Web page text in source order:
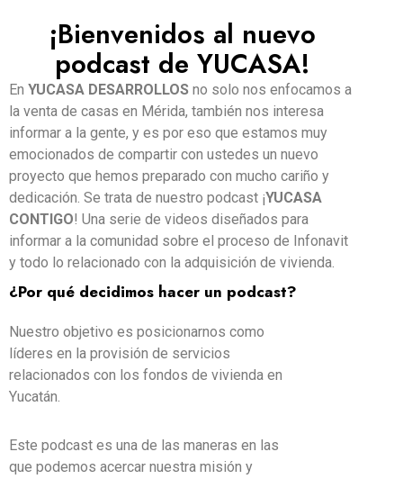
¡Bienvenidos al nuevo
podcast de YUCASA!
En YUCASA DESARROLLOS no solo nos enfocamos a
la venta de casas en Mérida, también nos interesa
informar a la gente, y es por eso que estamos muy
emocionados de compartir con ustedes un nuevo
proyecto que hemos preparado con mucho cariño y
dedicación. Se trata de nuestro podcast ¡YUCASA
CONTIGO! Una serie de videos diseñados para
informar a la comunidad sobre el proceso de Infonavit
y todo lo relacionado con la adquisición de vivienda.
¿Por qué decidimos hacer un podcast?
Nuestro objetivo es posicionarnos como
líderes en la provisión de servicios
relacionados con los fondos de vivienda en
Yucatán.
Este podcast es una de las maneras en las
que podemos acercar nuestra misión y